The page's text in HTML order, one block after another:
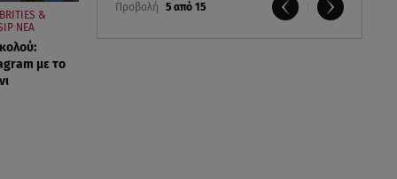
Προβολή 5 από 15
&
ΝΕΑ
με το